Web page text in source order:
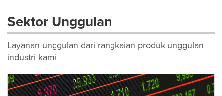
Sektor Unggulan
Layanan unggulan dari rangkaian produk unggulan
industri kami